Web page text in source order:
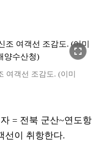
fullscreen
여객선 조감도. (이미
= 전북 군산~연도항
선이 취항한다.